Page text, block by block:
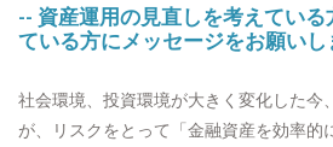
-- 資産運用の見直しを考えてい
ている方にメッセージをお願いし
社会環境、投資環境が大きく変化した今
が、リスクをとって「金融資産を効率的